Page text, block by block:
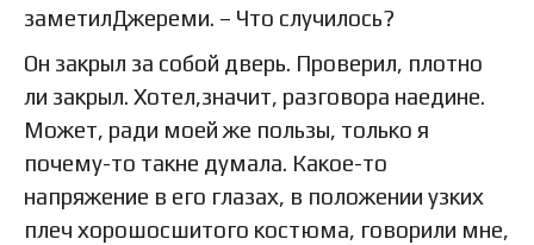
заметилДжереми. – Что случилось?
Он закрыл за собой дверь. Проверил, плотно
ли закрыл. Хотел,значит, разговора наедине.
Может, ради моей же пользы, только я
почему-то такне думала. Какое-то
напряжение в его глазах, в положении узких
плеч хорошосшитого костюма, говорили мне,